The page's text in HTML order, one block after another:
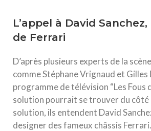
L’appel à David
de Ferrari
D’après plusieurs experts de la
comme Stéphane Vrignaud et Gilles
programme de télévision “Les Fous
solution pourrait se trouver du côté
solution, ils entendent David
designer des fameux châssis Ferrari.